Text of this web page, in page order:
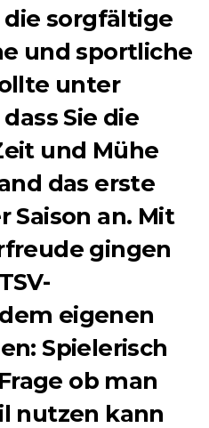
sorgfältige
und sportliche
unter
Sie die
und Mühe
das erste
Saison an. Mit
gingen
eigenen
Spielerisch
ob man
nutzen kann